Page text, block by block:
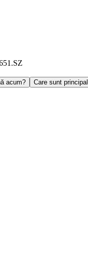
acum? Care sunt